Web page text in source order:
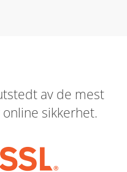
av de mest
sikkerhet.